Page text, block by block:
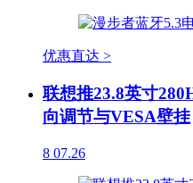
优惠直达 >
联想推23.8英寸
向调节与VESA壁挂
8 07.26